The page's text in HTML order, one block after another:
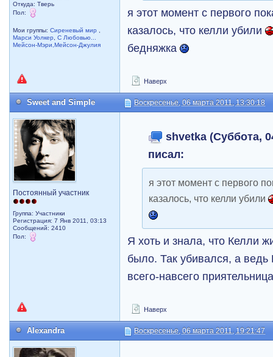
Откуда: Тверь
Пол:
Мои группы:Сиреневый мир
Марси Уолкер
,С Любовью...
Мейсон-Мэри,Мейсон-Джулия
я этот момент с первого
казалось, что келли убили
бедняжка
Наверх
Sweet and Simple Воскресенье, 06 марта 2011, 13:30:18
Постоянный участник
Группа: Участники
Регистрация: 7 Янв 2011, 03:13
Сообщений: 2410
Пол:
shvetka (Суббота,
писал:
я этот момент с первого
казалось, что келли убили
Я хоть и знала, что Келли
было. Так убивался, а
всего-навсего
Наверх
Alexandra Воскресенье, 06 марта 2011, 19:21:47